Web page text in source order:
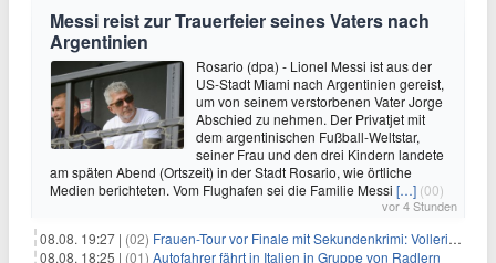
Messi reist zur Trauerfeier seines Vaters nach
Argentinien
Rosario (dpa) - Lionel Messi ist aus der
US-Stadt Miami nach Argentinien gereist,
um von seinem verstorbenen Vater Jorge
Abschied zu nehmen. Der Privatjet mit
dem argentinischen Fußball-Weltstar,
seiner Frau und den drei Kindern landete
am späten Abend (Ortszeit) in der Stadt Rosario, wie örtliche
Medien berichteten. Vom Flughafen sei die Familie Messi […] (00)
vor 4 Stunden
08.08. 19:27 | (02) Frauen-Tour vor Finale mit Sekundenkrimi: Vollering in Gelb
08.08. 18:25 | (01) Autofahrer fährt in Italien in Gruppe von Radlern